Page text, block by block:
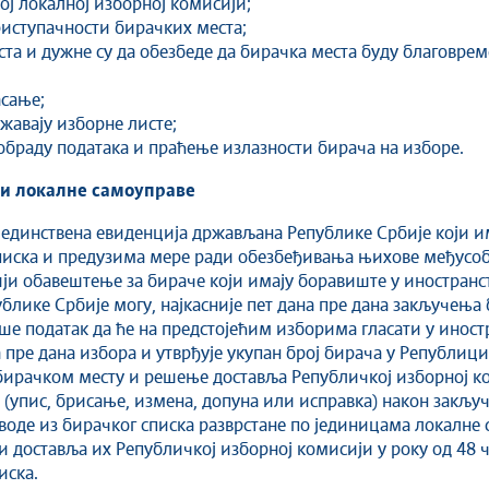
локалној изборној комисији;
бирачких места;
и дужне су да обезбеде да бирачка места буду
изборне листе;
података и праћење излазности бирача на изборе.
локалне самоуправе
евиденција држављана Републике Србије који
и предузима мере ради обезбеђивања њихове
обавештење за бираче који имају боравиште у
Србије могу, најкасније пет дана пре дана
податак да ће на предстојећим изборима гласати у
дана избора и утврђује укупан број бирача у
месту и решење доставља Републичкој изборној
брисање, измена, допуна или исправка) након
из бирачког списка разврстане по јединицама
их Републичкој изборној комисији у року од 48